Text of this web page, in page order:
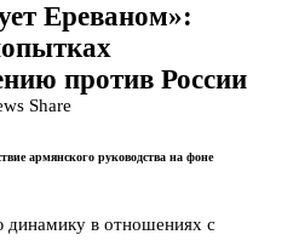
Ереваном»:
против России
Share
армянского руководства на фоне
в отношениях с